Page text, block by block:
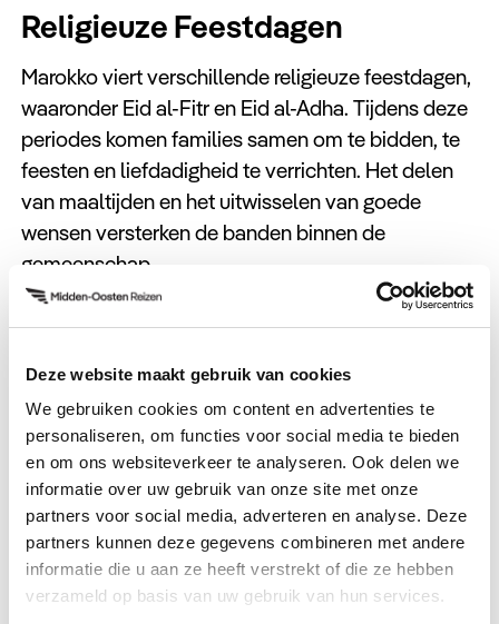
Deze website maakt gebruik van cookies
We gebruiken cookies om content en advertenties te
personaliseren, om functies voor social media te bieden
en om ons websiteverkeer te analyseren. Ook delen we
informatie over uw gebruik van onze site met onze
partners voor social media, adverteren en analyse. Deze
partners kunnen deze gegevens combineren met andere
informatie die u aan ze heeft verstrekt of die ze hebben
verzameld op basis van uw gebruik van hun services.
Religieuze Feestdagen
Marokko viert verschillende religieuze feestdagen,
waaronder Eid al-Fitr en Eid al-Adha. Tijdens deze
periodes komen families samen om te bidden, te
feesten en liefdadigheid te verrichten. Het delen
van maaltijden en het uitwisselen van goede
wensen versterken de banden binnen de
gemeenschap.
Respect voor Tradities
Bij het bezoeken van religieuze plaatsen, zoals
moskeeën, wordt van bezoekers verwacht dat ze
respect tonen voor de lokale tradities. Bedekte
kleding voor zowel mannen als vrouwen is
gebruikelijk, en het is beleefd om uw schoenen uit
te doen voordat u een gebedsruimte betreedt.
In Marokko biedt religie een diepgaande inkijk in de